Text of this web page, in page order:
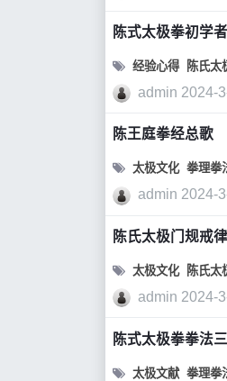
陈式太极拳初学
经验心得 陈氏太
admin 2024-
陈王庭拳经总歌
太极文化 拳理拳
admin 2024-
陈氏太极门规戒律
太极文化 陈氏太
admin 2024-
陈式太极拳拳法
太极文献 拳理拳